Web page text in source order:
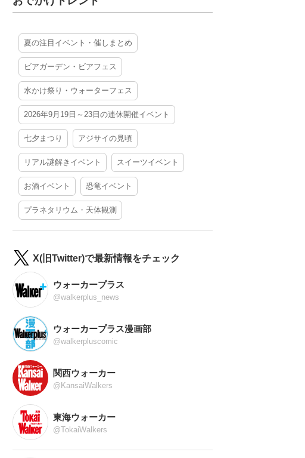
夏の注目イベント・催しまとめ
ビアガーデン・ビアフェス
水かけ祭り・ウォーターフェス
2026年9月19日～23日の連休開催イベント
七夕まつり アジサイの見頃
リアル謎解きイベント スイーツイベント
お酒イベント 恐竜イベント
プラネタリウム・天体観測
X(旧Twitter)で最新情報をチェック
ウォーカープラス
@walkerplus_news
ウォーカープラス漫画部
@walkerpluscomic
関西ウォーカー
@KansaiWalkers
東海ウォーカー
@TokaiWalkers